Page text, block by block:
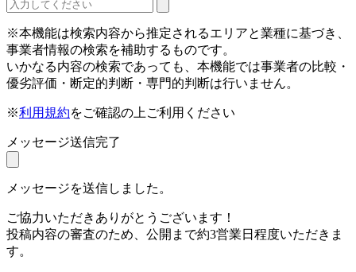
※本機能は検索内容から推定されるエリアと業種に基づき、
事業者情報の検索を補助するものです。
いかなる内容の検索であっても、本機能では事業者の比較・
優劣評価・断定的判断・専門的判断は行いません。
※利用規約をご確認の上ご利用ください
メッセージ送信完了
メッセージを送信しました。
ご協力いただきありがとうございます！
投稿内容の審査のため、公開まで約3営業日程度いただきま
す。